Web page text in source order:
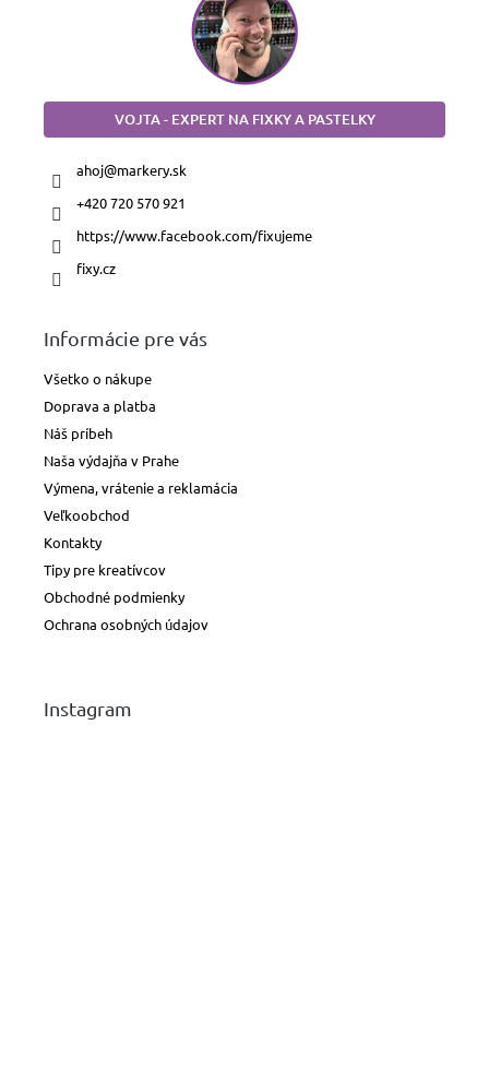
VOJTA - EXPERT NA FIXKY A PASTELKY
ahoj@markery.sk
+420 720 570 921
https://www.facebook.com/fixujeme
fixy.cz
Informácie pre vás
Všetko o nákupe
Doprava a platba
Náš príbeh
Naša výdajňa v Prahe
Výmena, vrátenie a reklamácia
Veľkoobchod
Kontakty
Tipy pre kreatívcov
Obchodné podmienky
Ochrana osobných údajov
Instagram